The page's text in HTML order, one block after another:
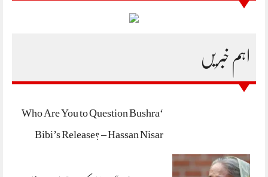
اہم خبریں
‘Who Are You to Question Bushra
Bibi’s Release? – Hassan Nisar